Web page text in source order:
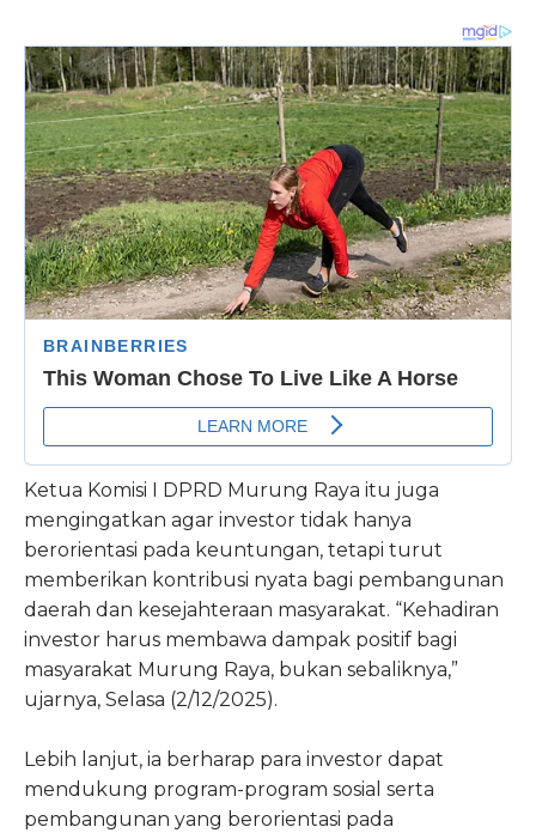
Ketua Komisi I DPRD Murung Raya itu juga
mengingatkan agar investor tidak hanya
berorientasi pada keuntungan, tetapi turut
memberikan kontribusi nyata bagi pembangunan
daerah dan kesejahteraan masyarakat. “Kehadiran
investor harus membawa dampak positif bagi
masyarakat Murung Raya, bukan sebaliknya,”
ujarnya, Selasa (2/12/2025).
Lebih lanjut, ia berharap para investor dapat
mendukung program-program sosial serta
pembangunan yang berorientasi pada